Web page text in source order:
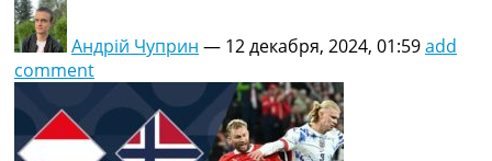
Андрій Чуприн — 12 декабря, 2024, 01:59add
comment